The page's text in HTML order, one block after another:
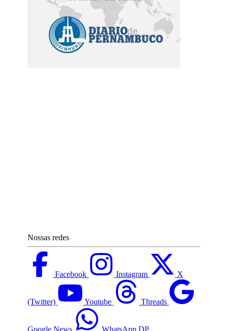
Nossas redes
Facebook Instagram X
(Twitter) Youtube Threads
Google News WhatsApp DP